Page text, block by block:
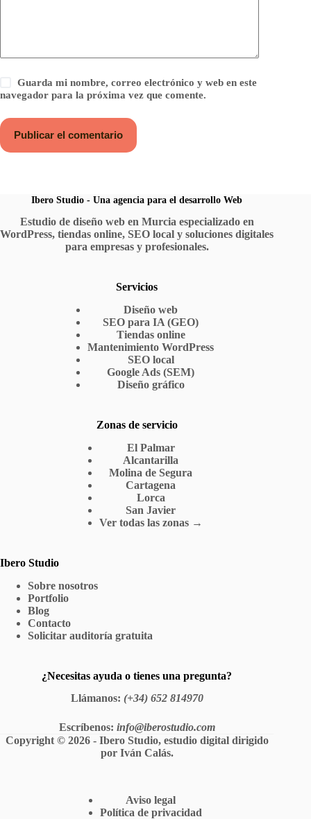
Guarda mi nombre, correo electrónico y web en este
navegador para la próxima vez que comente.
Publicar el comentario
Ibero Studio - Una agencia para el desarrollo Web
Estudio de diseño web en Murcia especializado en
WordPress, tiendas online, SEO local y soluciones digitales
para empresas y profesionales.
Servicios
Diseño web
SEO para IA (GEO)
Tiendas online
Mantenimiento WordPress
SEO local
Google Ads (SEM)
Diseño gráfico
Zonas de servicio
El Palmar
Alcantarilla
Molina de Segura
Cartagena
Lorca
San Javier
Ver todas las zonas →
Ibero Studio
Sobre nosotros
Portfolio
Blog
Contacto
Solicitar auditoría gratuita
¿Necesitas ayuda o tienes una pregunta?
Llámanos: (+34) 652 814970
Escríbenos: info@iberostudio.com
Copyright © 2026 - Ibero Studio, estudio digital dirigido
por Iván Calás.
Aviso legal
Política de privacidad